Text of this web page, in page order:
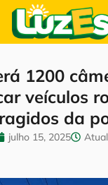
1200
veículos
da
julho 15, 2025